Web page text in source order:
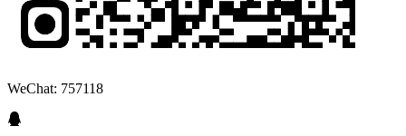
WeChat: 757118